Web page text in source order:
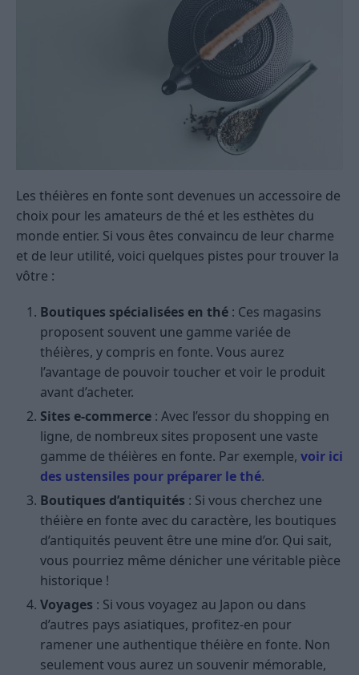
Les théières en fonte sont devenues un accessoire de
choix pour les amateurs de thé et les esthètes du
monde entier. Si vous êtes convaincu de leur charme
et de leur utilité, voici quelques pistes pour trouver la
vôtre :
Boutiques spécialisées en thé : Ces magasins
proposent souvent une gamme variée de
théières, y compris en fonte. Vous aurez
l’avantage de pouvoir toucher et voir le produit
avant d’acheter.
Sites e-commerce : Avec l’essor du shopping en
ligne, de nombreux sites proposent une vaste
gamme de théières en fonte. Par exemple, voir ici
des ustensiles pour préparer le thé.
Boutiques d’antiquités : Si vous cherchez une
théière en fonte avec du caractère, les boutiques
d’antiquités peuvent être une mine d’or. Qui sait,
vous pourriez même dénicher une véritable pièce
historique !
Voyages : Si vous voyagez au Japon ou dans
d’autres pays asiatiques, profitez-en pour
ramener une authentique théière en fonte. Non
seulement vous aurez un souvenir mémorable,